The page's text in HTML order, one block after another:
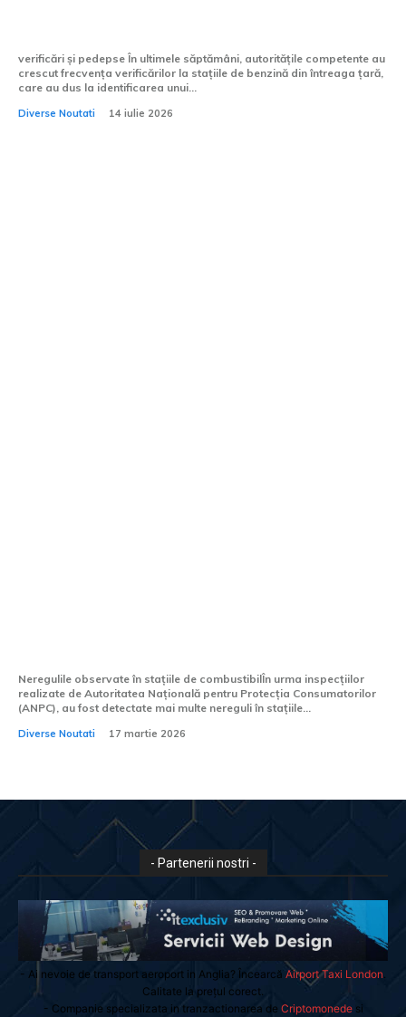
verificări și pedepse În ultimele săptămâni, autoritățile competente au
crescut frecvența verificărilor la stațiile de benzină din întreaga țară,
care au dus la identificarea unui...
Diverse Noutati 14 iulie 2026
Neregulile observate în stațiile de combustibilÎn urma inspecțiilor
realizate de Autoritatea Națională pentru Protecția Consumatorilor
(ANPC), au fost detectate mai multe nereguli în stațiile...
Diverse Noutati 17 martie 2026
- Partenerii nostri -
- Ai nevoie de transport aeroport in Anglia? Încearcă Airport Taxi London.
Calitate la prețul corect.
- Companie specializata in tranzactionarea de Criptomonedesi